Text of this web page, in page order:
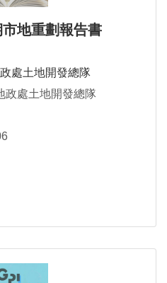
地重劃報告書
處土地開發總隊
政處土地開發總隊